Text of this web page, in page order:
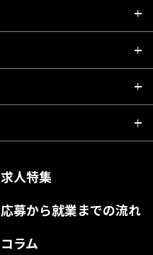
求人特集
応募から就業までの流れ
コラム